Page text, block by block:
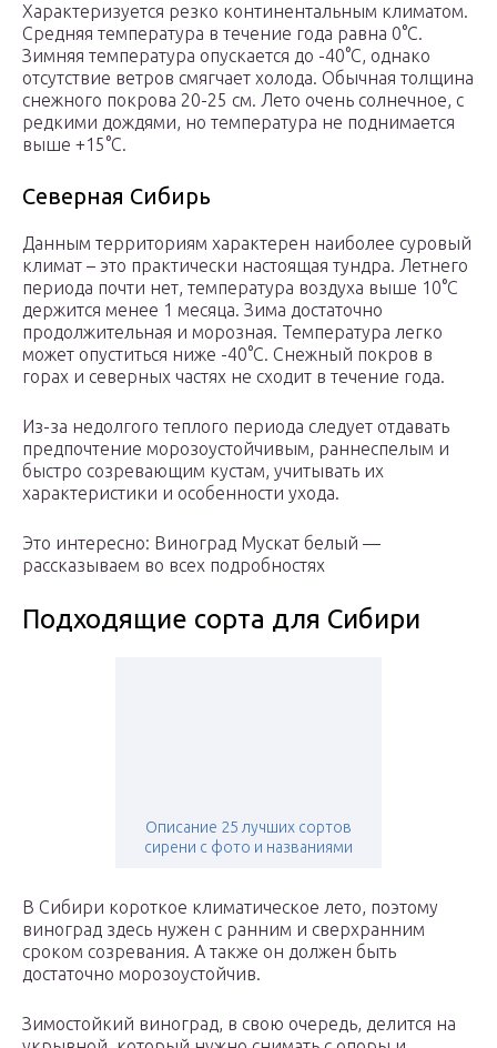
Характеризуется резко континентальным климатом.
Средняя температура в течение года равна 0°С.
Зимняя температура опускается до -40°С, однако
отсутствие ветров смягчает холода. Обычная толщина
снежного покрова 20-25 см. Лето очень солнечное, с
редкими дождями, но температура не поднимается
выше +15°С.
Северная Сибирь
Данным территориям характерен наиболее суровый
климат – это практически настоящая тундра. Летнего
периода почти нет, температура воздуха выше 10°С
держится менее 1 месяца. Зима достаточно
продолжительная и морозная. Температура легко
может опуститься ниже -40°С. Снежный покров в
горах и северных частях не сходит в течение года.
Из-за недолгого теплого периода следует отдавать
предпочтение морозоустойчивым, раннеспелым и
быстро созревающим кустам, учитывать их
характеристики и особенности ухода.
Это интересно: Виноград Мускат белый —
рассказываем во всех подробностях
Подходящие сорта для Сибири
Описание 25 лучших сортов
сирени с фото и названиями
В Сибири короткое климатическое лето, поэтому
виноград здесь нужен с ранним и сверхранним
сроком созревания. А также он должен быть
достаточно морозоустойчив.
Зимостойкий виноград, в свою очередь, делится на